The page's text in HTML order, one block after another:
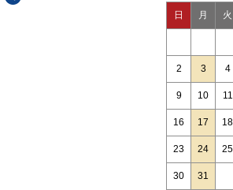
日 月 火
2 3 4
9 10 11
16 17 18
23 24 25
30 31